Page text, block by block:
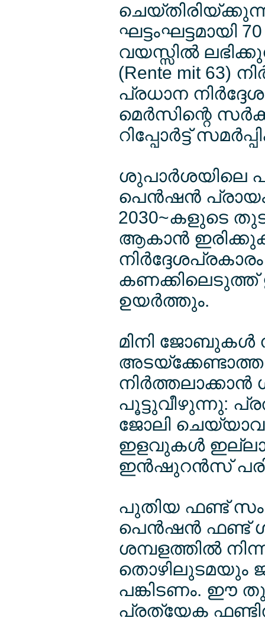
ഘട്ടംഘട്ടമായി
വയസ്സില്‍
(Rente mit 63)
പ്രധാന
മെര്‍സിന്റെ
റിപ്പോര്‍ട്ട്
ശുപാര്‍ശയിലെ
പെന്‍ഷന്‍ പ്രായം
2030~കളുടെ
ആകാന്‍
കണക്കിലെടുത്ത്
ഉയര്‍ത്തും.
മിനി ജോബുകള്‍
അടയ്ക്കേണ്ടാത്ത
പൂട്ടുവീഴുന്നു:
ജോലി
ഇളവുകള്‍
ഇന്‍ഷുറന്‍സ്
പുതിയ ഫണ്ട്
പെന്‍ഷന്‍ ഫണ്ട്
ശമ്പളത്തില്‍
തൊഴിലുടമയും
പങ്കിടണം. ഈ
പ്രത്യേക